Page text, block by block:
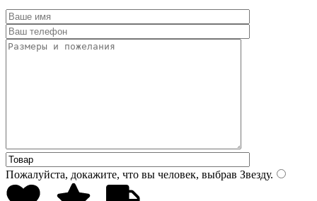
Пожалуйста, докажите, что вы человек, выбрав Звезду.